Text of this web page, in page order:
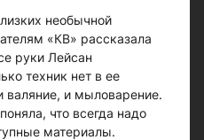
необычной
«КВ» рассказала
руки Лейсан
техник нет в ее
валяние, и мыловарение.
что всегда надо
материалы.